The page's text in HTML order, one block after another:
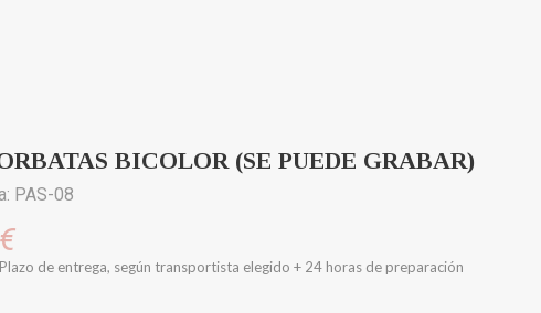
BICOLOR (SE PUEDE GRABAR)
PAS-08
Plazo de entrega, según transportista elegido + 24 horas de preparación